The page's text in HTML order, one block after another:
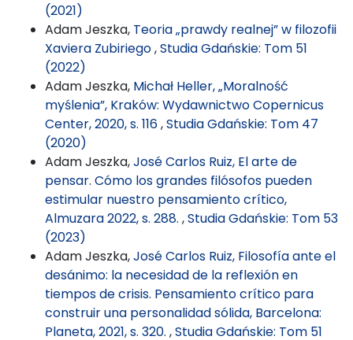
(2021)
Adam Jeszka, Teoria „prawdy realnej” w filozofii
Xaviera Zubiriego,Studia Gdańskie: Tom 51
(2022)
Adam Jeszka, Michał Heller, „Moralność
myślenia”, Kraków: Wydawnictwo Copernicus
Center, 2020, s. 116,Studia Gdańskie: Tom 47
(2020)
Adam Jeszka,José Carlos Ruiz, El arte de
pensar. Cómo los grandes filósofos pueden
estimular nuestro pensamiento crítico,
Almuzara 2022, s. 288. ,Studia Gdańskie: Tom 53
(2023)
Adam Jeszka,José Carlos Ruiz, Filosofía ante el
desánimo: la necesidad de la reflexión en
tiempos de crisis. Pensamiento crítico para
construir una personalidad sólida, Barcelona:
Planeta, 2021, s. 320. ,Studia Gdańskie: Tom 51